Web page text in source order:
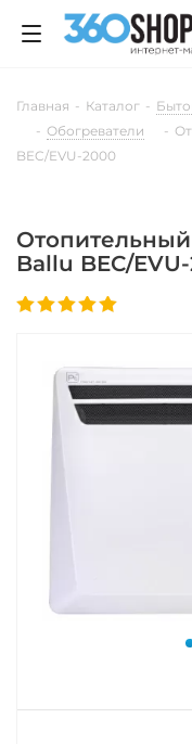
Главная - Каталог -
- Обогреватели -
BEC/EVU-2000
Ballu BEC/